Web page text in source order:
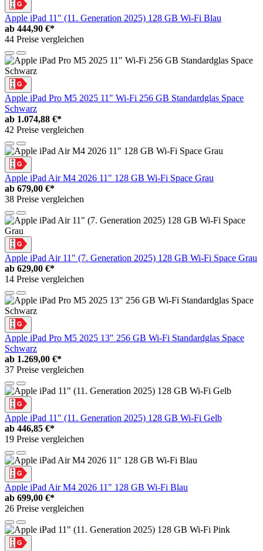
Apple iPad 11" (11. Generation 2025) 128 GB Wi-Fi Blau
ab 444,90 €*
44 Preise vergleichen
Apple iPad Pro M5 2025 11" Wi-Fi 256 GB Standardglas Space
Schwarz
ab 1.074,88 €*
42 Preise vergleichen
Apple iPad Air M4 2026 11" 128 GB Wi-Fi Space Grau
ab 679,00 €*
38 Preise vergleichen
Apple iPad Air 11" (7. Generation 2025) 128 GB Wi-Fi Space Grau
ab 629,00 €*
14 Preise vergleichen
Apple iPad Pro M5 2025 13" 256 GB Wi-Fi Standardglas Space
Schwarz
ab 1.269,00 €*
37 Preise vergleichen
Apple iPad 11" (11. Generation 2025) 128 GB Wi-Fi Gelb
ab 446,85 €*
19 Preise vergleichen
Apple iPad Air M4 2026 11" 128 GB Wi-Fi Blau
ab 699,00 €*
26 Preise vergleichen